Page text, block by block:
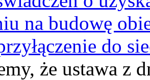
na budowę
do
że ustawa z